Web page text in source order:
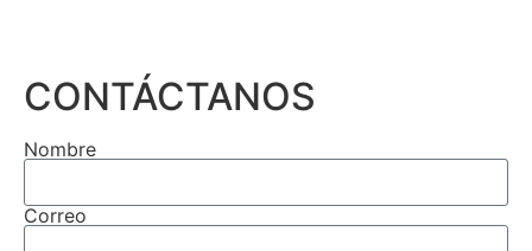
CONTÁCTANOS
Nombre
Correo